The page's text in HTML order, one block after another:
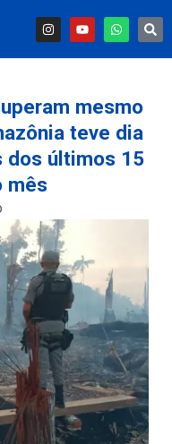
mesmo
teve dia
dos últimos 15
mês